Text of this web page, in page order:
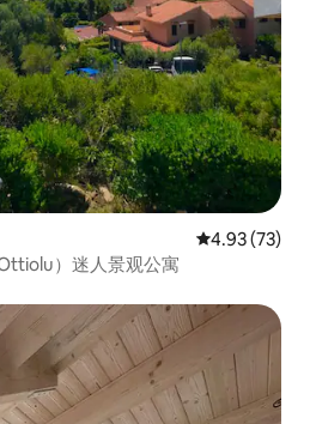
平均评分
4.93 (73)
）迷人景观公寓